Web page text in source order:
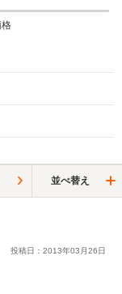
並べ替え
投稿日： 2013年03 月26日